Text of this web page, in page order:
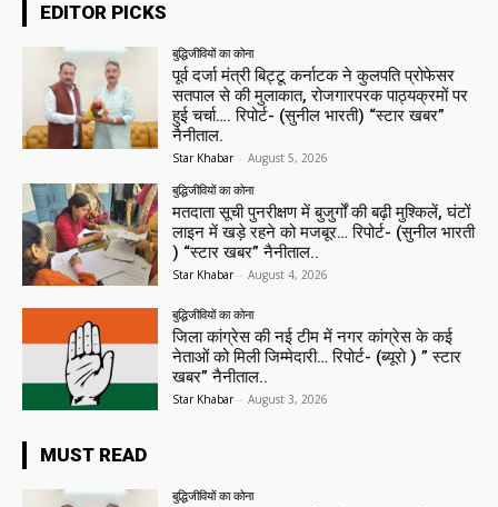
EDITOR PICKS
बुद्धिजीवियों का कोना
पूर्व दर्जा मंत्री बिट्टू कर्नाटक ने कुलपति प्रोफेसर
सतपाल से की मुलाकात, रोजगारपरक पाठ्यक्रमों पर
हुई चर्चा…. रिपोर्ट- (सुनील भारती) “स्टार खबर”
नैनीताल.
Star Khabar - August 5, 2026
बुद्धिजीवियों का कोना
मतदाता सूची पुनरीक्षण में बुजुर्गों की बढ़ी मुश्किलें, घंटों
लाइन में खड़े रहने को मजबूर… रिपोर्ट- (सुनील भारती
) “स्टार खबर” नैनीताल..
Star Khabar - August 4, 2026
बुद्धिजीवियों का कोना
जिला कांग्रेस की नई टीम में नगर कांग्रेस के कई
नेताओं को मिली जिम्मेदारी… रिपोर्ट- (ब्यूरो ) ” स्टार
खबर” नैनीताल..
Star Khabar - August 3, 2026
MUST READ
बुद्धिजीवियों का कोना